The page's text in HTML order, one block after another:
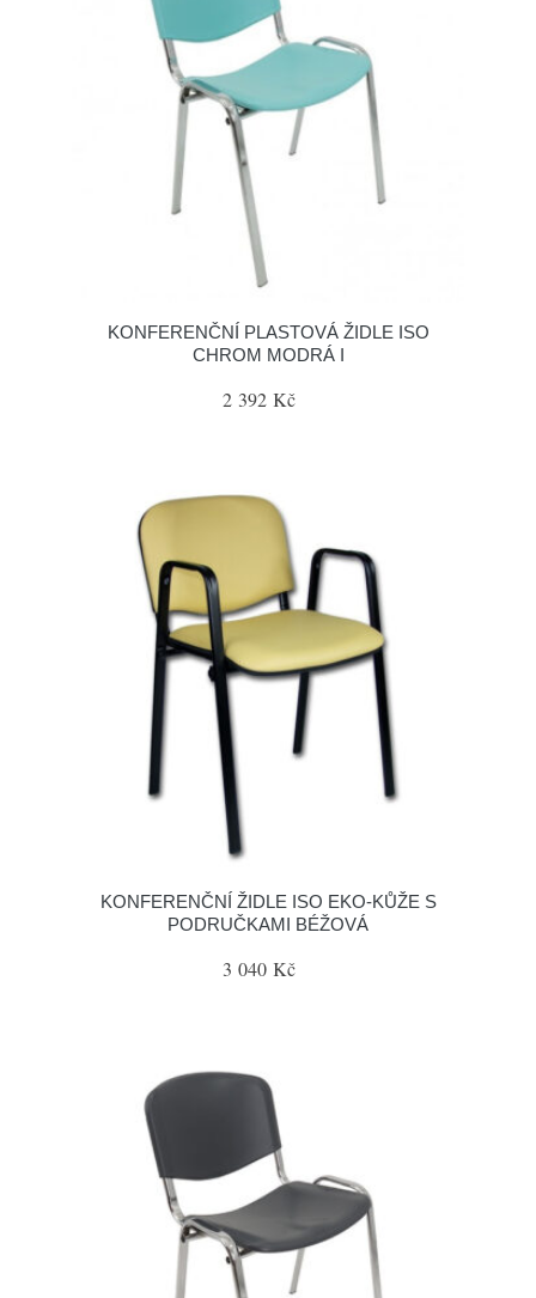
KONFERENČNÍ PLASTOVÁ ŽIDLE ISO
CHROM MODRÁ I
2 392 Kč
KONFERENČNÍ ŽIDLE ISO EKO-KŮŽE S
PODRUČKAMI BÉŽOVÁ
3 040 Kč